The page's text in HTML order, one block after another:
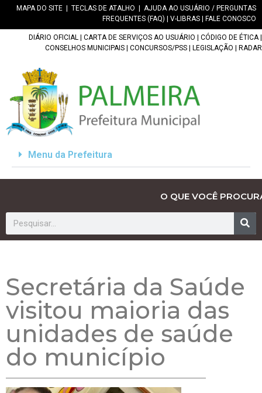
MAPA DO SITE TECLAS DE ATALHO
AJUDA AO USUÁRIO / PERGUNTAS
FREQUENTES (FAQ)
V-LIBRAS FALE CONOSCO
DIÁRIO OFICIAL CARTA DE SERVIÇOS AO USUÁRIO CÓDIGO DE ÉTICA|
CONSELHOS MUNICIPAIS
CONCURSOS/PSS LEGISLAÇÃO RADAR
Menu da Prefeitura
O QUE VOCÊ
Secretária da Saúde
visitou maioria das
unidades de saúde
do município